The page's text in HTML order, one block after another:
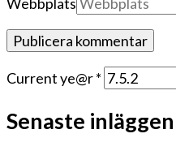
Current ye@r*
Senaste inläggen